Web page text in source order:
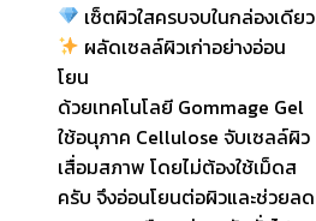
เซ็ตผิวใสครบจบในกล่องเดียว
ผลัดเซลล์ผิวเก่าอย่างอ่อน
โยน
ด้วยเทคโนโลยี Gommage Gel
ใช้อนุภาค Cellulose จับเซลล์ผิว
เสื่อมสภาพ โดยไม่ต้องใช้เม็ดส
ครับ จึงอ่อนโยนต่อผิวและช่วยลด